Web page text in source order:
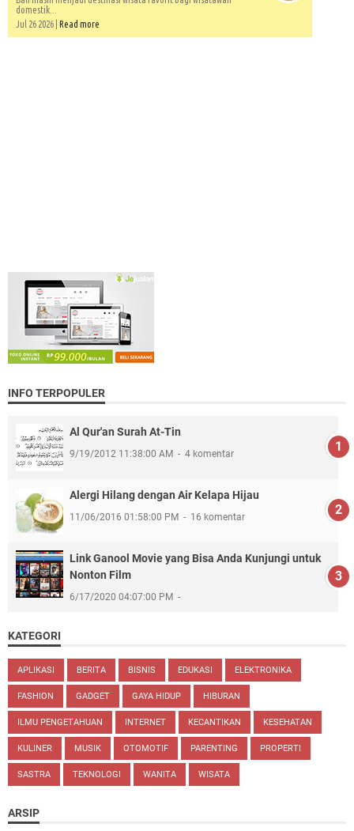
domestik...
Jul 26 2026 | Read more
INFO TERPOPULER
Al Qur'an Surah At-Tin
9/19/2012 11:38:00 AM 4 komentar
Alergi Hilang dengan Air Kelapa Hijau
11/06/2016 01:58:00 PM 16 komentar
Link Ganool Movie yang Bisa Anda Kunjungi untuk
Nonton Film
6/17/2020 04:07:00 PM
KATEGORI
APLIKASI BERITA BISNIS EDUKASI ELEKTRONIKA
FASHION GADGET GAYA HIDUP HIBURAN
ILMU PENGETAHUAN INTERNET KECANTIKAN KESEHATAN
KULINER MUSIK OTOMOTIF PARENTING PROPERTI
SASTRA TEKNOLOGI WANITA WISATA
ARSIP